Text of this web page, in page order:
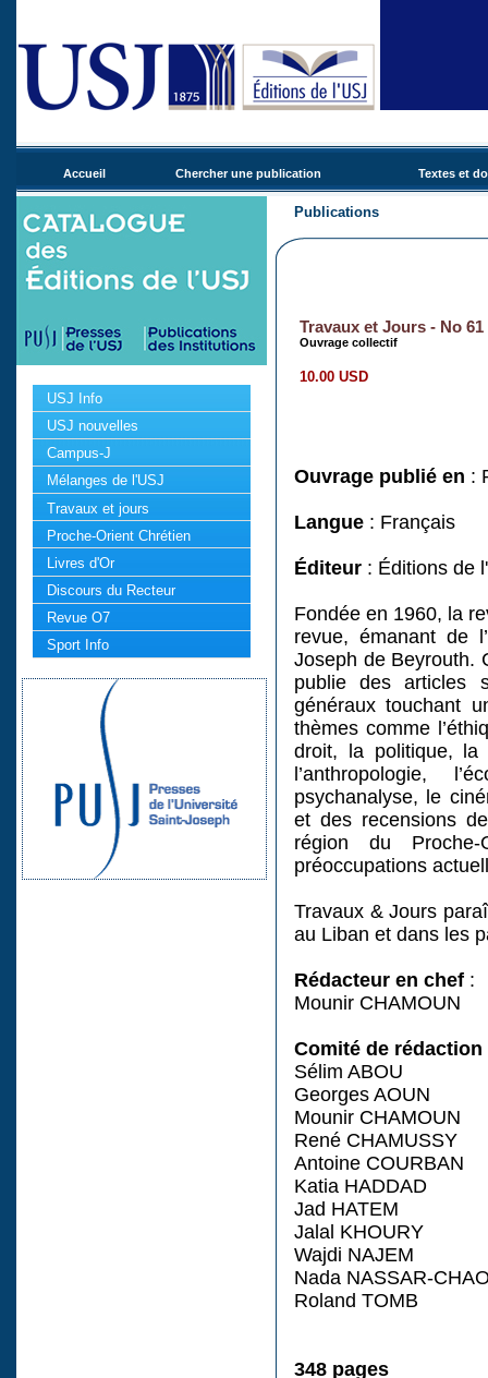
Accueil Chercher une publication Textes et
USJ Info
USJ nouvelles
Campus-J
Mélanges de l'USJ
Travaux et jours
Proche-Orient Chrétien
Livres d'Or
Discours du Recteur
Revue O7
Sport Info
Publications
Travaux et Jours - No 61
Ouvrage collectif
10.00 USD
Ouvrage publié en :
Langue : Français
Éditeur : Éditions de
Fondée en 1960, la
revue, émanant de
Joseph de Beyrouth.
publie des articles
généraux touchant
thèmes comme
droit, la politique, la
l’anthropologie,
psychanalyse, le
et des recensions
région du
préoccupations
Travaux & Jours
au Liban et dans les
Rédacteur en chef :
Mounir CHAMOUN
Comité de rédaction
Sélim ABOU
Georges AOUN
Mounir CHAMOUN
René CHAMUSSY
Antoine COURBAN
Katia HADDAD
Jad HATEM
Jalal KHOURY
Wajdi NAJEM
Nada NASSAR-
Roland TOMB
348 pages